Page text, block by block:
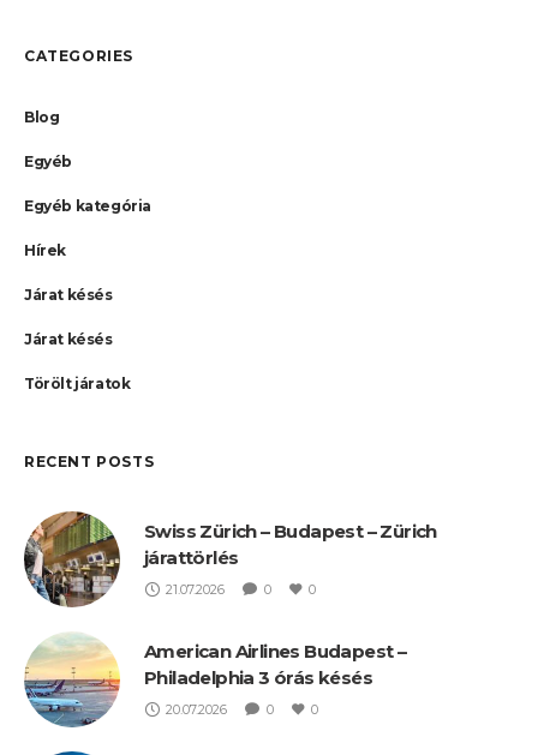
CATEGORIES
Blog
Egyéb
Egyéb kategória
Hírek
Járat késés
Járat késés
Törölt járatok
RECENT POSTS
Swiss Zürich – Budapest – Zürich
járattörlés
21.07.2026 0 0
American Airlines Budapest –
Philadelphia 3 órás késés
20.07.2026 0 0